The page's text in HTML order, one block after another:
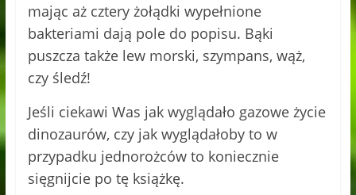
mając aż cztery żołądki wypełnione
bakteriami dają pole do popisu. Bąki
puszcza także lew morski, szympans, wąż,
czy śledź!
Jeśli ciekawi Was jak wyglądało gazowe życie
dinozaurów, czy jak wyglądałoby to w
przypadku jednorożców to koniecznie
sięgnijcie po tę książkę.